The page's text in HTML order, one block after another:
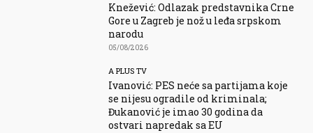
Knežević: Odlazak predstavnika Crne
Gore u Zagreb je nož u leđa srpskom
narodu
05/08/2026
A PLUS TV
Ivanović: PES neće sa partijama koje
se nijesu ogradile od kriminala;
Đukanović je imao 30 godina da
ostvari napredak sa EU